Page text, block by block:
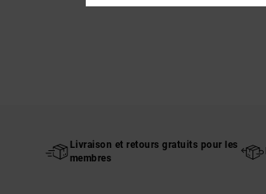
Livraison et retours gratuits pour les
membres